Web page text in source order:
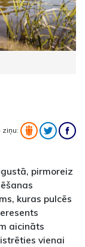
ziņu:
pirmoreiz
kuras pulcēs
aicināts
vienai